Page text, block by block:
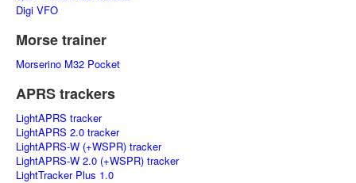
Digi VFO
Morse trainer
Morserino M32 Pocket
APRS trackers
LightAPRS tracker
LightAPRS 2.0 tracker
LightAPRS-W (+WSPR) tracker
LightAPRS-W 2.0 (+WSPR) tracker
LightTracker Plus 1.0